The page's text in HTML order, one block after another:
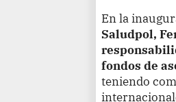
En la
Saludpol,
fondos de
teniendo